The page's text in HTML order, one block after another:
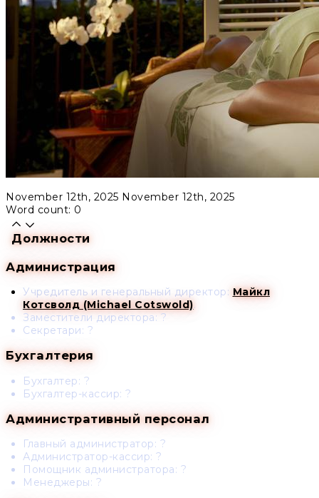
November 12th, 2025 November 12th, 2025
Word count: 0
Должности
Администрация
Учредитель и генеральный директор: Майкл
Котсволд (Michael Cotswold).
Заместители директора: ?
Секретари: ?
Бухгалтерия
Бухгалтер: ?
Бухгалтер-кассир: ?
Административный персонал
Главный администратор: ?
Администратор-кассир: ?
Помощник администратора: ?
Менеджеры: ?